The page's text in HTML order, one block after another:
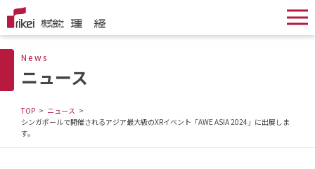
News
ニュース
TOP
ニュース
シンガポールで開催されるアジア最大級のXRイベント「AWE ASIA 2024」に出展しま
す。